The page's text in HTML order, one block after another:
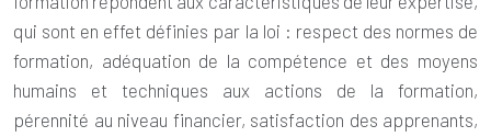
qui sont en effet définies par la loi : respect des normes de
formation, adéquation de la compétence et des moyens
humains et techniques aux actions de la formation,
pérennité au niveau financier, satisfaction des apprenants,